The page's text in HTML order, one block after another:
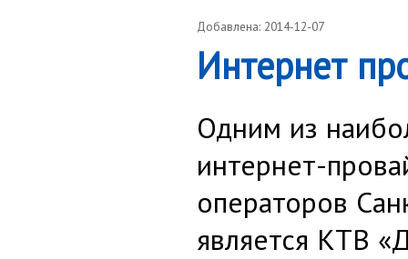
Добавлена: 2014-12-07
Интернет
Одним из
интернет-
операторов
является КТВ